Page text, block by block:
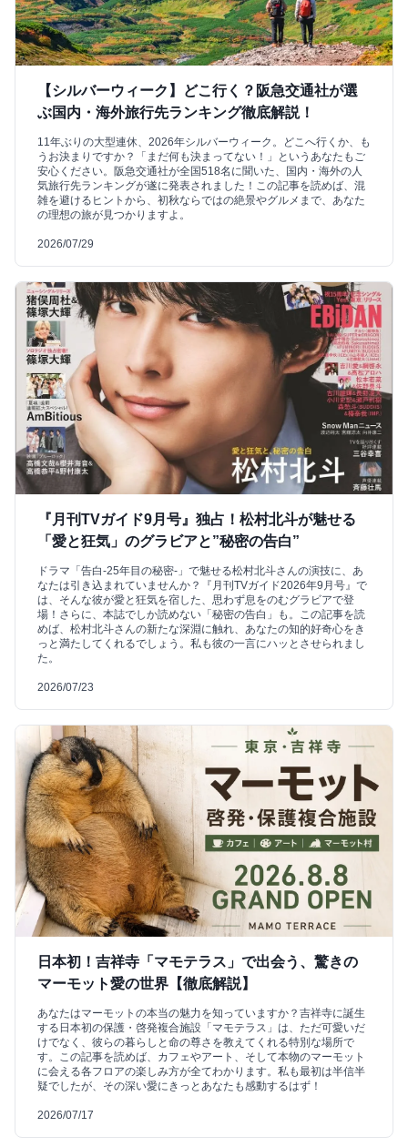
【シルバーウィーク】どこ行く？阪急交通社が選
ぶ国内・海外旅行先ランキング徹底解説！
11年ぶりの大型連休、2026年シルバーウィーク。どこへ行くか、も
うお決まりですか？「まだ何も決まってない！」というあなたもご
安心ください。阪急交通社が全国518名に聞いた、国内・海外の人
気旅行先ランキングが遂に発表されました！この記事を読めば、混
雑を避けるヒントから、初秋ならではの絶景やグルメまで、あなた
の理想の旅が見つかりますよ。
2026/07/29
『月刊TVガイド9月号』独占！松村北斗が魅せる
「愛と狂気」のグラビアと”秘密の告白”
ドラマ「告白-25年目の秘密-」で魅せる松村北斗さんの演技に、あ
なたは引き込まれていませんか？『月刊TVガイド2026年9月号』で
は、そんな彼が愛と狂気を宿した、思わず息をのむグラビアで登
場！さらに、本誌でしか読めない「秘密の告白」も。この記事を読
めば、松村北斗さんの新たな深淵に触れ、あなたの知的好奇心をき
っと満たしてくれるでしょう。私も彼の一言にハッとさせられまし
た。
2026/07/23
日本初！吉祥寺「マモテラス」で出会う、驚きの
マーモット愛の世界【徹底解説】
あなたはマーモットの本当の魅力を知っていますか？吉祥寺に誕生
する日本初の保護・啓発複合施設「マモテラス」は、ただ可愛いだ
けでなく、彼らの暮らしと命の尊さを教えてくれる特別な場所で
す。この記事を読めば、カフェやアート、そして本物のマーモット
に会える各フロアの楽しみ方が全てわかります。私も最初は半信半
疑でしたが、その深い愛にきっとあなたも感動するはず！
2026/07/17